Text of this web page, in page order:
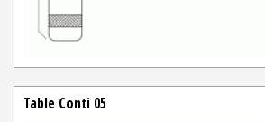
Table Conti 05